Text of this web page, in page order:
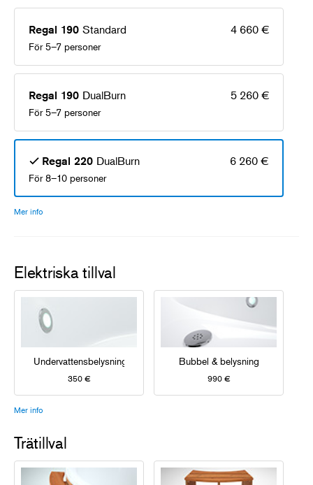
Regal 190 Standard 4 660 €
För 5–7 personer
Regal 190 DualBurn 5 260 €
För 5–7 personer
Regal 220 DualBurn 6 260 €
För 8–10 personer
Mer info
Elektriska tillval
Undervattensbelysning
350 €
Bubbel & belysning
990 €
Mer info
Trätillval